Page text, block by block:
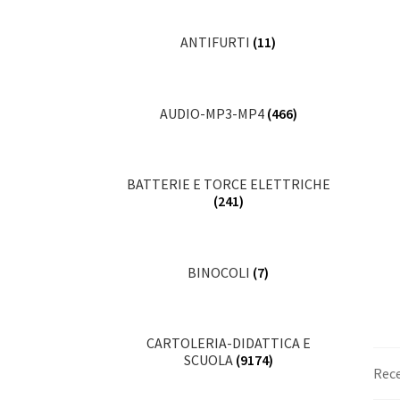
ANTIFURTI (11)
AUDIO-MP3-MP4 (466)
BATTERIE E TORCE ELETTRICHE
(241)
BINOCOLI (7)
CARTOLERIA-DIDATTICA E
SCUOLA (9174)